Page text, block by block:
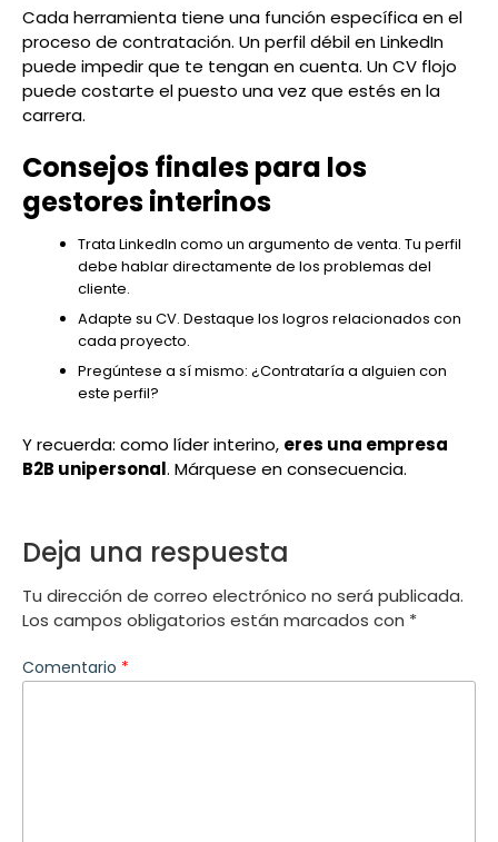
Cada herramienta tiene una función específica en el
proceso de contratación. Un perfil débil en LinkedIn
puede impedir que te tengan en cuenta. Un CV flojo
puede costarte el puesto una vez que estés en la
carrera.
Consejos finales para los
gestores interinos
Trata LinkedIn como un argumento de venta. Tu perfil
debe hablar directamente de los problemas del
cliente.
Adapte su CV. Destaque los logros relacionados con
cada proyecto.
Pregúntese a sí mismo: ¿Contrataría a alguien con
este perfil?
Y recuerda: como líder interino, eres una empresa
B2B unipersonal. Márquese en consecuencia.
Deja una respuesta
Tu dirección de correo electrónico no será publicada.
Los campos obligatorios están marcados con *
Comentario *